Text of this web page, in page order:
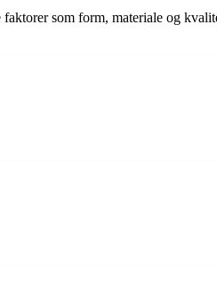
som form, materiale og